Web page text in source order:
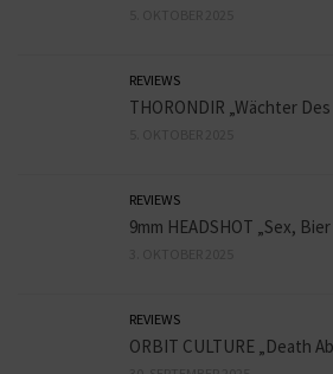
REVIEWS
THORONDIR „Wächter
REVIEWS
9mm HEADSHOT „Sex,
REVIEWS
ORBIT CULTURE „Death